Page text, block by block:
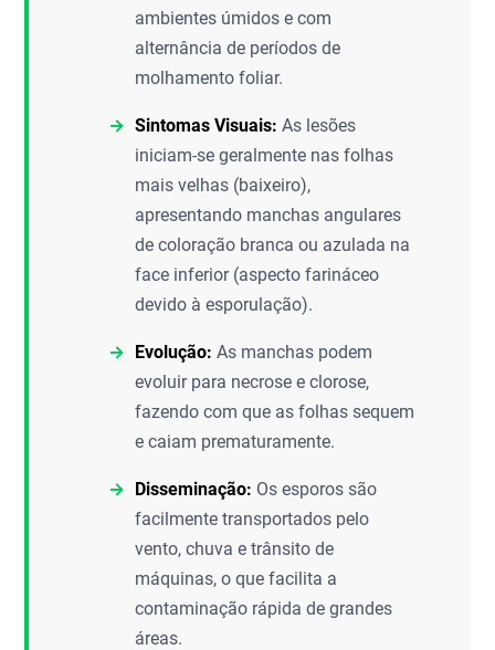
ambientes úmidos e com
alternância de períodos de
molhamento foliar.
Sintomas Visuais: As lesões
iniciam-se geralmente nas folhas
mais velhas (baixeiro),
apresentando manchas angulares
de coloração branca ou azulada na
face inferior (aspecto farináceo
devido à esporulação).
Evolução: As manchas podem
evoluir para necrose e clorose,
fazendo com que as folhas sequem
e caiam prematuramente.
Disseminação: Os esporos são
facilmente transportados pelo
vento, chuva e trânsito de
máquinas, o que facilita a
contaminação rápida de grandes
áreas.